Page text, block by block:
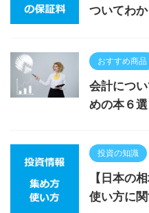
ついてわ
おすすめ商品
会計につ
めの本６
投資の知識
【日本の
使い方に